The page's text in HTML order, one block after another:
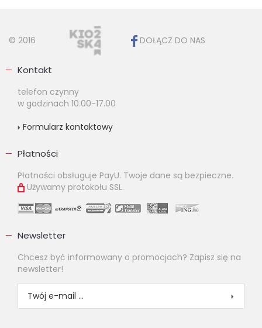
© 2016 DOŁĄCZ DO NAS
Kontakt
telefon czynny
w godzinach 10.00-17.00
Formularz kontaktowy
Płatności
Płatności obsługuje PayU. Twoje dane są bezpieczne.
Używamy protokołu SSL.
Newsletter
Chcesz być informowany o promocjach? Zapisz się na
newsletter!